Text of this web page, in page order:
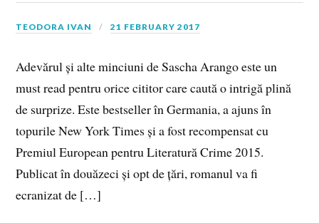
TEODORA IVAN 21 FEBRUARY 2017
Adevărul și alte minciuni de Sascha Arango este un
must read pentru orice cititor care caută o intrigă plină
de surprize. Este bestseller în Germania, a ajuns în
topurile New York Times și a fost recompensat cu
Premiul European pentru Literatură Crime 2015.
Publicat în douăzeci și opt de țări, romanul va fi
ecranizat de […]